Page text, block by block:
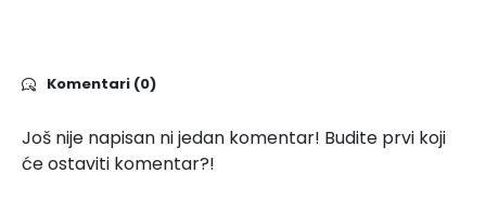
Komentari (0)
Još nije napisan ni jedan komentar! Budite prvi koji
će ostaviti komentar?!